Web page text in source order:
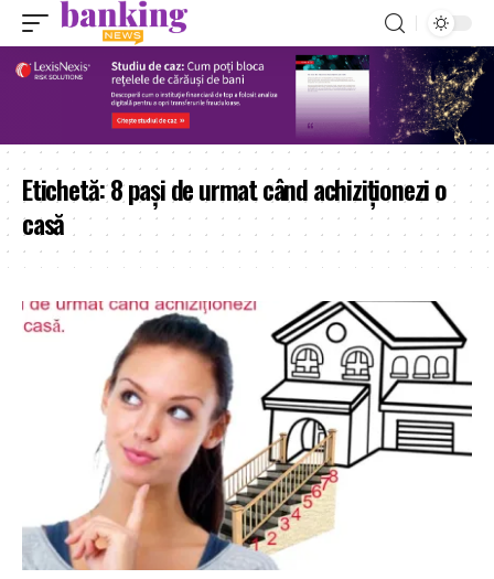
Etichetă:8 paşi de urmat când achiziţionezi o
casă